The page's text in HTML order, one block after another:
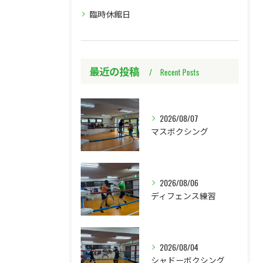
臨時休館日
最近の投稿 Recent Posts
2026/08/07
マスボクシング
2026/08/06
ディフェンス練習
2026/08/04
シャドーボクシング